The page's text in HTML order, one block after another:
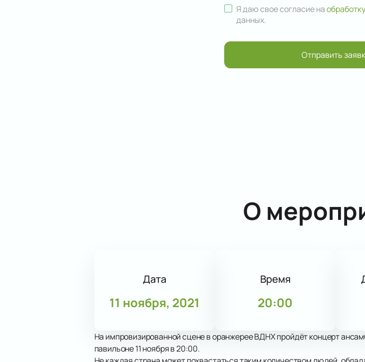
Я даю свое согласие наобработку
данных.
Отправить
О
Дата
11 ноября, 2021
Время
20:00
На импровизированной сцене в оранжерее ВДНХ пройдёт концерт
павильоне 11 ноября в 20:00.